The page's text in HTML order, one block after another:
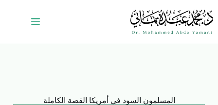
المسلمون السود في أمريكا القصة الكاملة